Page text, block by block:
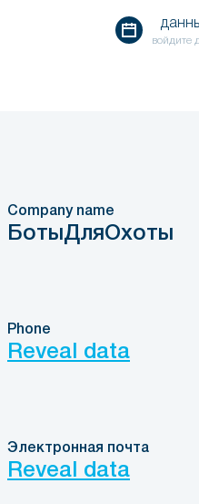
войдите
Company name
БотыДляОхоты
Phone
Reveal data
Электронная почта
Reveal data